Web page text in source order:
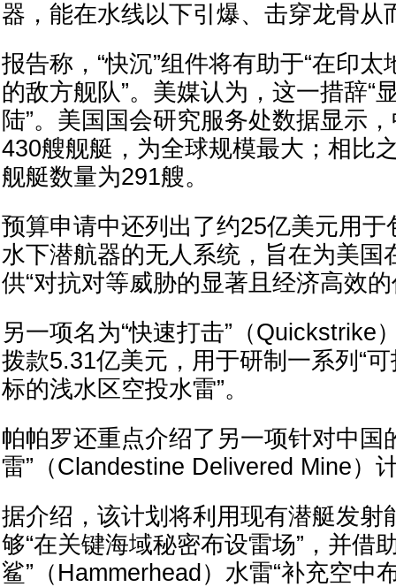
器，能在水线以下引爆、击穿龙骨从
报告称，“快沉”组件将有助于“在印
的敌方舰队”。美媒认为，这一措辞“
陆”。美国国会研究服务处数据显示
430艘舰艇，为全球规模最大；相比
舰艇数量为291艘。
预算申请中还列出了约25亿美元用于
水下潜航器的无人系统，旨在为美国
供“对抗对等威胁的显著且经济高效
另一项名为“快速打击”（Quickstrike
拨款5.31亿美元，用于研制一系列“
标的浅水区空投水雷”。
帕帕罗还重点介绍了另一项针对中国
雷”（Clandestine Delivered Mine）
据介绍，该计划将利用现有潜艇发射
够“在关键海域秘密布设雷场”，并借
鲨”（Hammerhead）水雷“补充空中